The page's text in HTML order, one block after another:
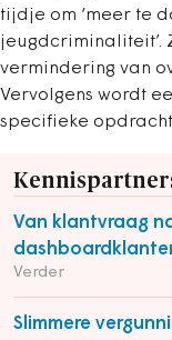
tijdje om ‘meer te
jeugdcriminaliteit’.
vermindering van
Vervolgens wordt
specifieke
Van klantvraag
Verder
Slimmere